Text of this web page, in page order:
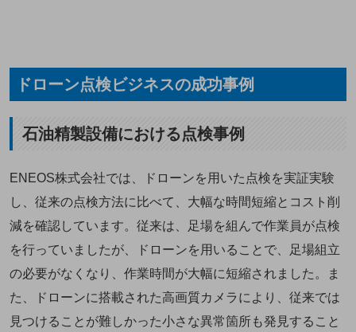
ドローン点検ビジネスの成功事例
石油精製設備における点検事例
ENEOS株式会社では、ドローンを用いた点検を実証実験
し、従来の点検方法に比べて、大幅な時間短縮とコスト削
減を確認しています。従来は、足場を組んで作業員が点検
を行っていましたが、ドローンを用いることで、足場組立
の必要がなくなり、作業時間が大幅に短縮されました。ま
た、ドローンに搭載された高画質カメラにより、従来では
見つけることが難しかった小さな異常箇所も発見すること